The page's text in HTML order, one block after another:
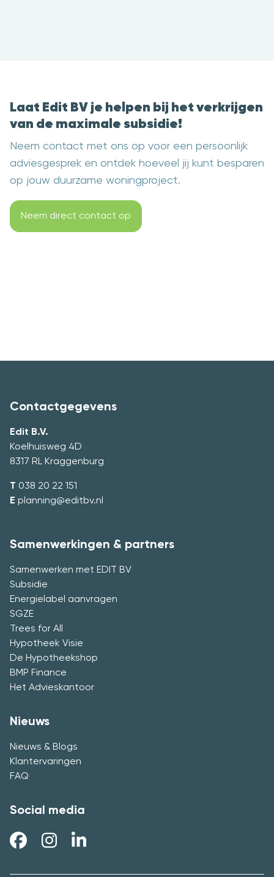
Laat Edit BV je helpen bij het verkrijgen
van de maximale subsidie!
Neem contact met ons op voor een persoonlijk
adviesgesprek en ontdek hoeveel jij kunt besparen
op jouw duurzame woningproject.
Neem direct contact op
Contactgegevens
Edit B.V.
Koelhuisweg 4D
8317 RL Kraggenburg
T 038 20 22 151
E planning@editbv.nl
Samenwerkingen & partners
Samenwerken met EDIT BV
Subsidie
Energielabel aanvragen
SGZE
Trees for All
Hypotheek Visie
De Hypotheekshop
BMP Finance
Het Advieskantoor
Nieuws
Nieuws & Blogs
Klantervaringen
FAQ
Social media